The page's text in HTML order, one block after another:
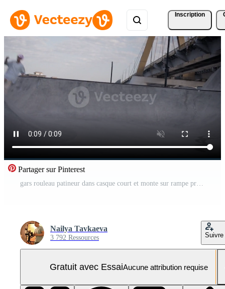
Inscription
Partager sur Pinterest
gars rouleau patineur dans casque court et monte sur rampe près pont Vidéo Pro
Nailya Tavkaeva
3 792 Ressources Suivre
Gratuit avec EssaiAucune attribution requise